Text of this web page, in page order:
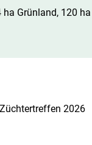
Grünland, 120
2026